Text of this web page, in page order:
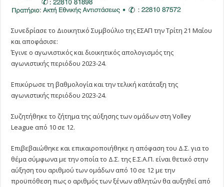
Συνεδρίασε το Διοικητικό Συμβούλιο της ΕΣΑΠ την Τρίτη 21 Μαΐου
και αποφάσισε:
Έγινε ο αγωνιστικός και διοικητικός απολογισμός της
αγωνιστικής περιόδου 2023-24.
Επικύρωσε τη βαθμολογία και την τελική κατάταξη της
αγωνιστικής περιόδου 2023-24.
Συζητήθηκε το ζήτημα της αύξησης των ομάδων στη Volley
League από 10 σε 12.
Επιβεβαιώθηκε και επικαιροποιήθηκε η απόφαση του Δ.Σ. για το
θέμα σύμφωνα με την οποία το Δ.Σ. της Ε.Σ.Α.Π. είναι θετικό στην
αύξηση του αριθμού των ομάδων από 10 σε 12 με την
προϋπόθεση πως ο αριθμός των ξένων αθλητών θα αυξηθεί από